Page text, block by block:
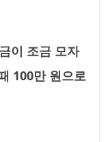
이 조금 모자
100만 원으로